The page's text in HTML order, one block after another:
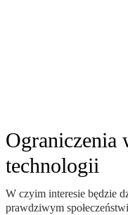
Ograniczenia
technologii
W czyim interesie będzie
prawdziwym